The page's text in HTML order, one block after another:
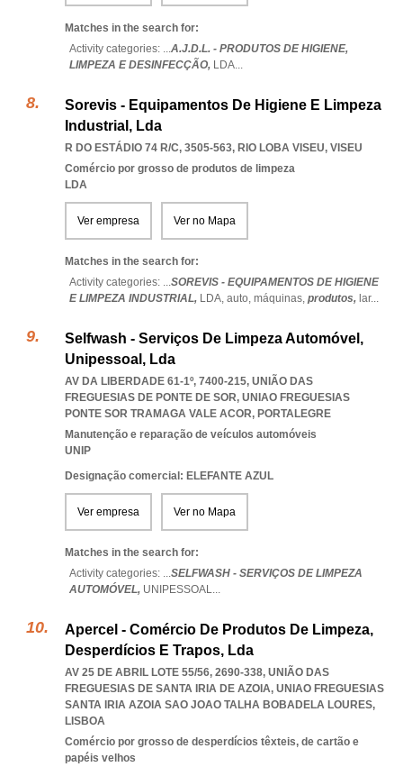
Matches in the search for:
Activity categories: ...A.J.D.L. - PRODUTOS DE HIGIENE,
LIMPEZA E DESINFECÇÃO, LDA...
Sorevis - Equipamentos De Higiene E Limpeza
Industrial, Lda
R DO ESTÁDIO 74 R/C, 3505-563, RIO LOBA VISEU, VISEU
Comércio por grosso de produtos de limpeza
LDA
Ver empresa Ver no Mapa
Matches in the search for:
Activity categories: ...SOREVIS - EQUIPAMENTOS DE HIGIENE
E LIMPEZA INDUSTRIAL, LDA, auto, máquinas, produtos, lar...
Selfwash - Serviços De Limpeza Automóvel,
Unipessoal, Lda
AV DA LIBERDADE 61-1º, 7400-215, UNIÃO DAS
FREGUESIAS DE PONTE DE SOR, UNIAO FREGUESIAS
PONTE SOR TRAMAGA VALE ACOR, PORTALEGRE
Manutenção e reparação de veículos automóveis
UNIP
Designação comercial: ELEFANTE AZUL
Ver empresa Ver no Mapa
Matches in the search for:
Activity categories: ...SELFWASH - SERVIÇOS DE LIMPEZA
AUTOMÓVEL, UNIPESSOAL...
Apercel - Comércio De Produtos De Limpeza,
Desperdícios E Trapos, Lda
AV 25 DE ABRIL LOTE 55/56, 2690-338, UNIÃO DAS
FREGUESIAS DE SANTA IRIA DE AZOIA, UNIAO FREGUESIAS
SANTA IRIA AZOIA SAO JOAO TALHA BOBADELA LOURES,
LISBOA
Comércio por grosso de desperdícios têxteis, de cartão e
papéis velhos